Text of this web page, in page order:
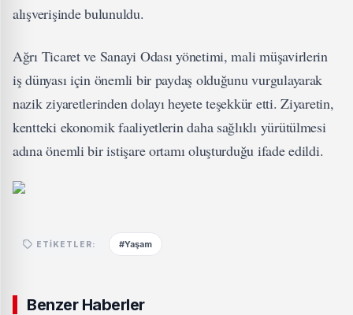
alışverişinde bulunuldu.
Ağrı Ticaret ve Sanayi Odası yönetimi, mali müşavirlerin
iş dünyası için önemli bir paydaş olduğunu vurgulayarak
nazik ziyaretlerinden dolayı heyete teşekkür etti. Ziyaretin,
kentteki ekonomik faaliyetlerin daha sağlıklı yürütülmesi
adına önemli bir istişare ortamı oluşturduğu ifade edildi.
ETIKETLER: #Yaşam
Benzer Haberler